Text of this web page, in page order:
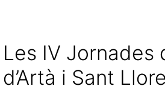
Les IV Jornades
d’Artà i Sant